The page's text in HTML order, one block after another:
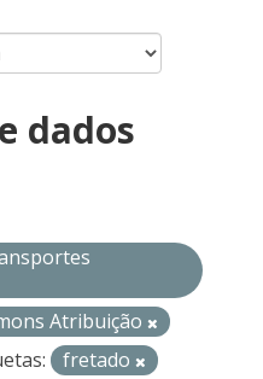
dados
Atribuição
fretado